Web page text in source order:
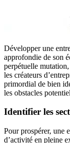
Développer une
approfondie de son
perpétuelle
les créateurs
primordial de bien
les obstacles
Identifier les
Pour prospérer, une
d’activité en pleine